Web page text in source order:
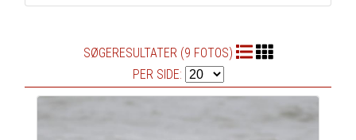
SØGERESULTATER (9 FOTOS)
PER SIDE: